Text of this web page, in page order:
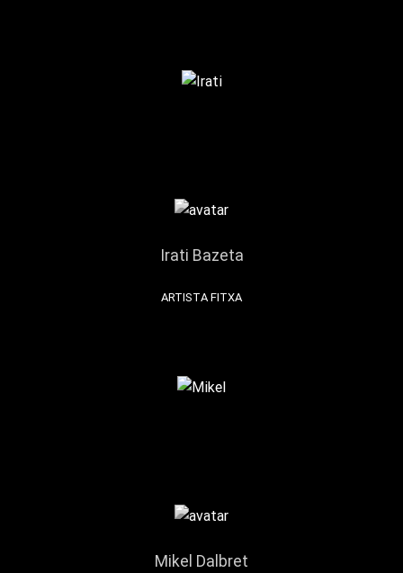
Irati Bazeta
ARTISTA FITXA
Mikel Dalbret